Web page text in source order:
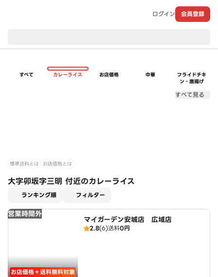
ログイン 会員登録
すべて カレーライス お店価格 中華
フライドチキ
ン・唐揚げ
すべて見る
標準送料とは お店価格とは
大字卯坂字三明 付近のカレーライス
ランキング順 フィルター
営業時間外
お店価格＋送料無料対象
マイガーデン安城店 広域店
2.8(6)送料0円